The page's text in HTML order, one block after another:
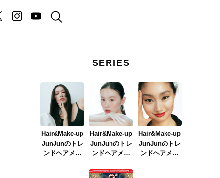
SERIES
Hair&Make-up
JunJunのトレ
ンドヘアメイ
Hair&Make-up
JunJunのトレ
ンドヘアメイ
イク
Hair&Make-up
JunJunのトレ
ンドヘアメイ